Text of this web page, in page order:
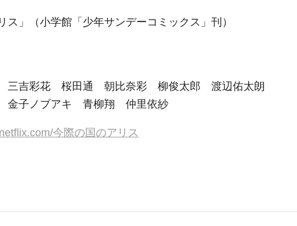
ス」（小学館「少年サンデーコミックス」刊）
吉彩花 桜田通 朝比奈彩 柳俊太郎 渡辺佑太朗
子ノブアキ 青柳翔 仲里依紗
今際の国のアリス